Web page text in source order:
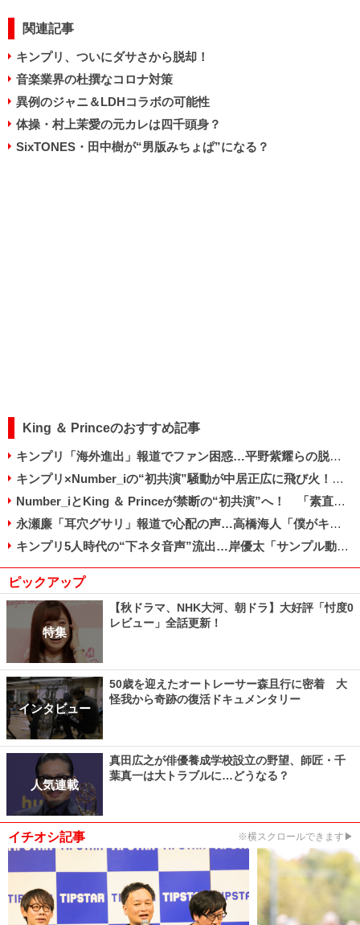
関連記事
キンプリ、ついにダサさから脱却！
音楽業界の杜撰なコロナ対策
異例のジャニ＆LDHコラボの可能性
体操・村上茉愛の元カレは四千頭身？
SixTONES・田中樹が“男版みちょぱ”になる？
King ＆ Princeのおすすめ記事
キンプリ「海外進出」報道でファン困惑…平野紫耀らの脱退経緯ひっくり返る？
キンプリ×Number_iの“初共演”騒動が中居正広に飛び火！ 放送前から苦言続出のワケ
Number_iとKing ＆ Princeが禁断の“初共演”へ！ 「素直に嬉しい」「複雑」とファン賛否
永瀬廉「耳穴グサリ」報道で心配の声…高橋海人「僕がキンプリ守る」宣言で見えた成長
キンプリ5人時代の“下ネタ音声”流出…岸優太「サンプル動画で十分」で好感度上昇!?
ピックアップ
特集
【秋ドラマ、NHK大河、朝ドラ】大好評「忖度0
レビュー」全話更新！
インタビュー
50歳を迎えたオートレーサー森且行に密着 大
怪我から奇跡の復活ドキュメンタリー
人気連載
真田広之が俳優養成学校設立の野望、師匠・千
葉真一は大トラブルに…どうなる？
イチオシ記事 ※横スクロールできます▶